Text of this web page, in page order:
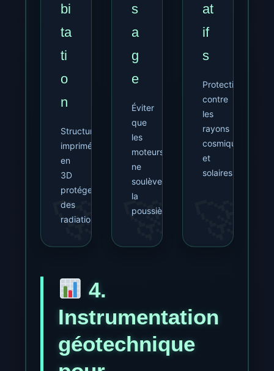
bi
ta
ti
o
n
Structures
imprimées
en
3D
protégeant
des
radiations
s
a
g
e
Éviter
que
les
moteurs
ne
soulèvent
la
poussière
at
if
s
Protection
contre
les
rayons
cosmiques
et
solaires
4.
Instrumentation
géotechnique